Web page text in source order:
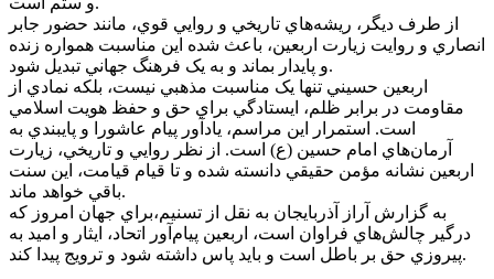
از طرف ديگر، ريشه‌هاي تاريخي و روايي قوي، مانند حضور جابر
انصاري و روايت زيارت اربعين، باعث شده اين مناسبت همواره زنده
و پايدار بماند و به يک فرهنگ جهاني تبديل شود.
اربعين حسيني تنها يک مناسبت مذهبي نيست، بلکه نمادي از
مقاومت در برابر ظلم، ايستادگي براي حق و حفظ هويت اسلامي
است. استمرار اين مراسم، يادآور پيام عاشورا و پايبندي به
آرمان‌هاي امام حسين (ع) است. از نظر روايي و تاريخي، زيارت
اربعين نشانه مؤمن حقيقي دانسته شده و تا قيام قيامت، اين سنت
باقي خواهد ماند.
به گزارش آراز آذربايجان به نقل از تسنيم،براي جهان امروز که
درگير چالش‌هاي فراوان است، اربعين پيام‌آور اتحاد، ايثار و اميد به
پيروزي حق بر باطل است و بايد پاس داشته شود و ترويج پيدا کند.